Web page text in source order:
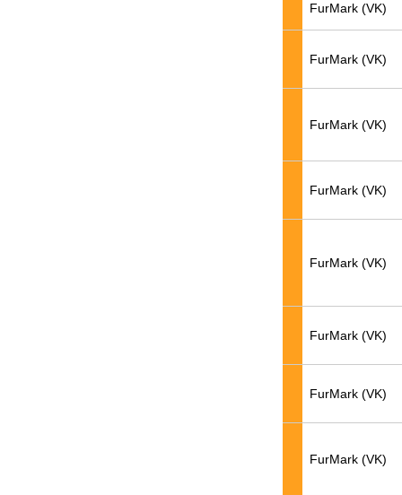
FurMark (VK)
FurMark (VK)
FurMark (VK)
FurMark (VK)
FurMark (VK)
FurMark (VK)
FurMark (VK)
FurMark (VK)